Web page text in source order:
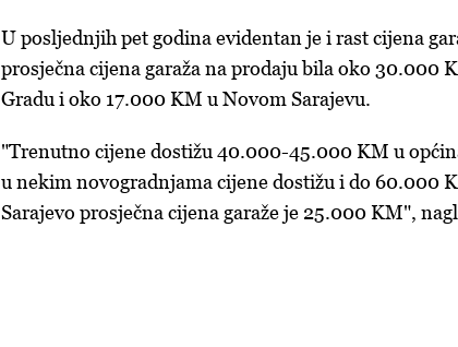
U posljednjih pet godina evidentan je i rast cijena
prosječna cijena garaža na prodaju bila oko 30.000
Gradu i oko 17.000 KM u Novom Sarajevu.
"Trenutno cijene dostižu 40.000-45.000 KM u
u nekim novogradnjama cijene dostižu i do 60.000
Sarajevo prosječna cijena garaže je 25.000 KM",